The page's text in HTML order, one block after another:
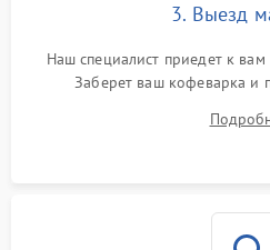
3. Выезд
Наш специалист приедет к
Заберет ваш кофеварка и